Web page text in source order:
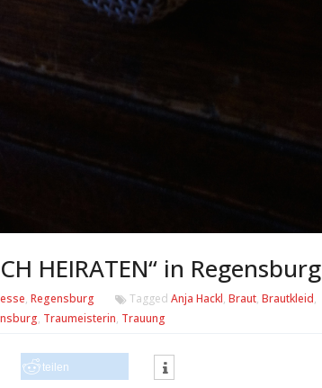
HEIRATEN“ in Regensburg
, Regensburg Tagged Anja Hackl, Braut, Brautkleid,
, Traumeisterin, Trauung
teilen